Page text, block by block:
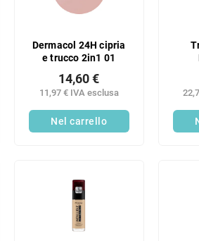
Dermacol 24H cipria
e trucco 2in1 01
11,97 € IVA esclusa
14,60 €
Nel carrello